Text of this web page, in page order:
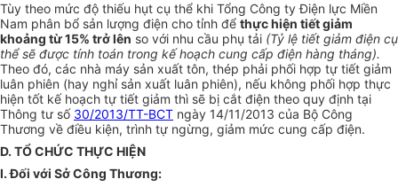
Tùy theo mức độ thiếu hụt cụ thể khi Tổng Công ty Điện lực Miền
Nam phân bổ sản lượng điện cho tỉnh để thực hiện tiết giảm
khoảng từ 15% trởlên so với nhu cầu phụ tải (Tỷ lệ tiết giảm điện cụ
thể sẽ được tính toán trong kế hoạch cung cấp điện hàng tháng).
Theo đó, các nhà máy sản xuất tôn, thép phải phối hợp tự tiết giảm
luân phiên (hay nghỉ sản xuất luân phiên), nếu không phối hợp thực
hiện tốt kế hoạch tự tiết giảm thì sẽ bị cắt điện theo quy định tại
Thông tư số 30/2013/TT-BCT ngày 14/11/2013 của Bộ Công
Thương về điều kiện, trình tự ngừng, giảm mức cung cấp điện.
D. TỔ CHỨC THỰC HIỆN
I. Đối với Sở Công Thương: